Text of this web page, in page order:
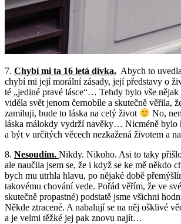
7. Chybí mi ta 16 letá dívka. Abych to
chybí mi její morální zásady, její představy o
té „jediné pravé lásce“… Tehdy bylo vše nějak
viděla svět jenom černobíle a skutečně věřila,
zamiluji, bude to láska na celý život
No,
láska málokdy vydrží navěky… Nicméně bylo
a být v určitých věcech nezkažená životem a
8. Nesoudím. Nikdy. Nikoho. Asi to taky
ale naučila jsem se, že i když se ke mě někdo
bych mu utrhla hlavu, po nějaké době
takovému chování vede. Pořád věřím, že ve
skutečně propastné) podstatě jsme všichni
Někde ztracené. A nabalují se na něj ošklivé
a je velmi těžké jej pak znovu najít…